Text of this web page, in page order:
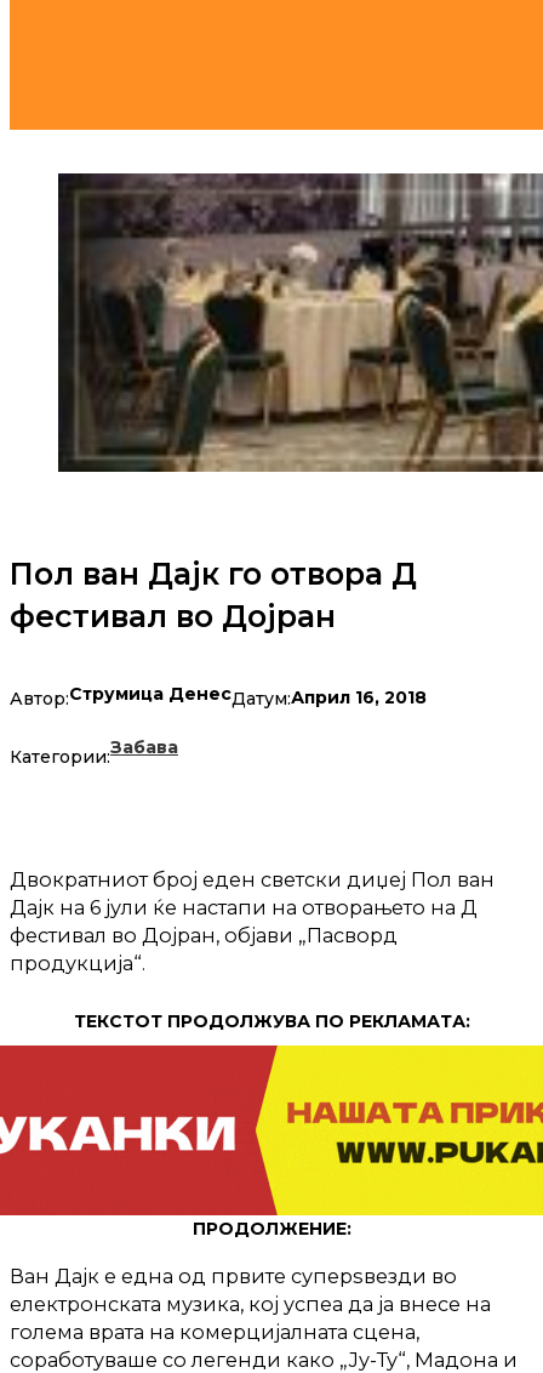
Пол ван Дајк го отвора Д
фестивал во Дојран
Автор:Струмица ДенесДатум:Април 16, 2018
Категории:Забава
Двократниот број еден светски диџеј Пол ван
Дајк на 6 јули ќе настапи на отворањето на Д
фестивал во Дојран, објави „Пасворд
продукција“.
ТЕКСТОТ ПРОДОЛЖУВА ПО РЕКЛАМАТА:
ПРОДОЛЖЕНИЕ:
Ван Дајк е една од првите суперѕвезди во
електронската музика, кој успеа да ја внесе на
голема врата на комерцијалната сцена,
соработуваше со легенди како „Ју-Ту“, Мадона и